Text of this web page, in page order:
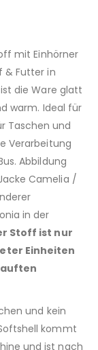
mit Einhörner
& Futter in
die Ware glatt
warm. Ideal für
Taschen und
Verarbeitung
Abbildung
Camelia /
in der
Stoff ist nur
Einheiten
und kein
kommt
und ist nach